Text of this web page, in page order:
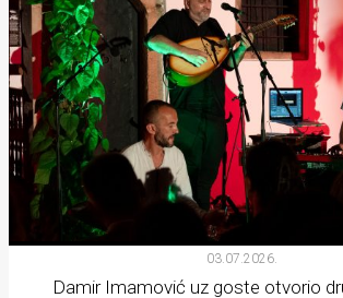
03.07.2026.
Damir Imamović uz goste otvorio